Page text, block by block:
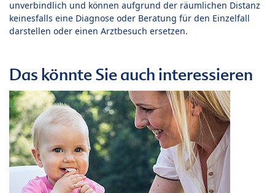
unverbindlich und können aufgrund der räumlichen Distanz
keinesfalls eine Diagnose oder Beratung für den Einzelfall
darstellen oder einen Arztbesuch ersetzen.
Das könnte Sie auch interessieren